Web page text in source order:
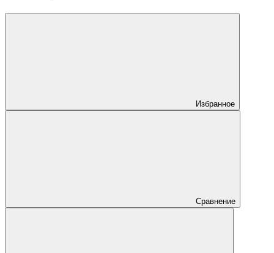
Избранное
Сравнение